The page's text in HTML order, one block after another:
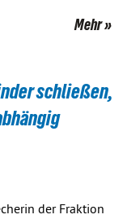
Mehr
schließen,
der Fraktion